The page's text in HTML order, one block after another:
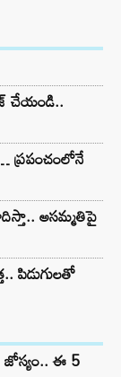
చేయండి..
ప్రపంచంలోనే
అసమ్మతిపై
పిడుగులతో
జోస్యం.. ఈ 5